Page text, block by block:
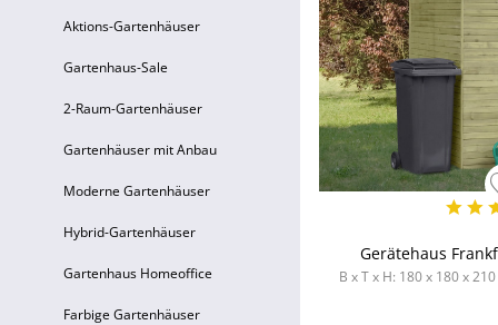
Aktions-Gartenhäuser
Gartenhaus-Sale
2-Raum-Gartenhäuser
Gartenhäuser mit Anbau
Moderne Gartenhäuser
Hybrid-Gartenhäuser
Gartenhaus Homeoffice
Farbige Gartenhäuser
Gerätehaus
B x T x H: 180 x 180 x